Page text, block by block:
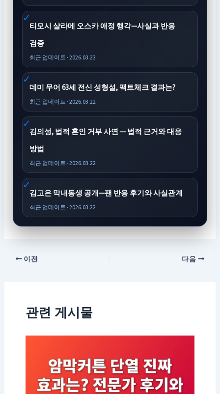
티모시 샬라메 오스카 애정 행각—사실과 반응
검증
최근 업데이트 · 2026.03.23
데미 무어 63세 전신 성형설, 팩트체크 결과는?
최근 업데이트 · 2026.03.22
김의성, 법적 혼인 거부 사연 — 법적 근거와 대응
방법
최근 업데이트 · 2026.03.22
김고은 막내동생 공개—팬 반응 후기와 사실관계
최근 업데이트 · 2026.03.22
이전 다음
관련 게시물